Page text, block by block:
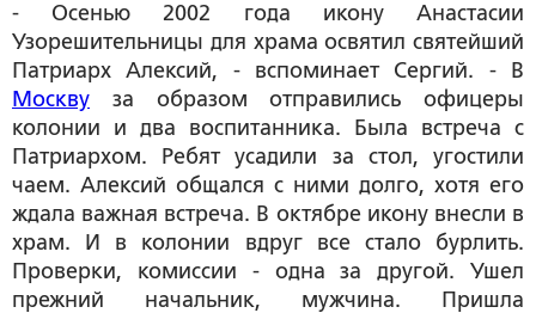
- Осенью 2002 года икону Анастасии
Узорешительницы для храма освятил святейший
Патриарх Алексий, - вспоминает Сергий. - В
Москву за образом отправились офицеры
колонии и два воспитанника. Была встреча с
Патриархом. Ребят усадили за стол, угостили
чаем. Алексий общался с ними долго, хотя его
ждала важная встреча. В октябре икону внесли в
храм. И в колонии вдруг все стало бурлить.
Проверки, комиссии - одна за другой. Ушел
прежний начальник, мужчина. Пришла